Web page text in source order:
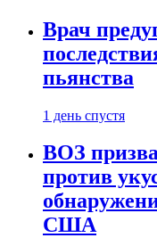
Врач
пьянства
1 день спустя
ВОЗ
против
США